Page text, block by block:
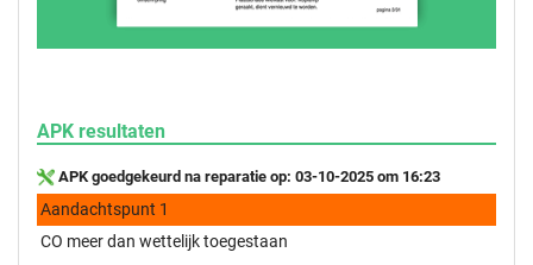
APK resultaten
APK goedgekeurd na reparatie op: 03-10-2025 om 16:23
Aandachtspunt 1
CO meer dan wettelijk toegestaan